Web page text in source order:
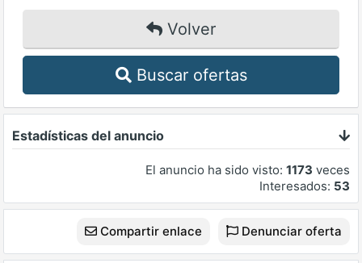
Volver
Buscar ofertas
Estadísticas del anuncio
El anuncio ha sido visto: 1173 veces
Interesados: 53
Compartir enlace Denunciar oferta